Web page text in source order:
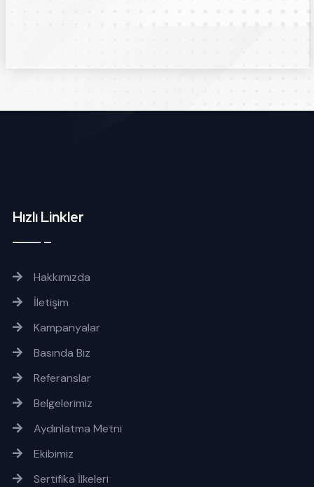
Hızlı Linkler
Hakkımızda
İletişim
Kampanyalar
Basında Biz
Referanslar
Belgelerimiz
Aydınlatma Metni
Ekibimiz
Sertifika İlkeleri